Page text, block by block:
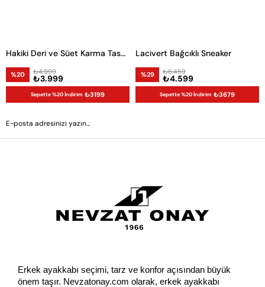
Hakiki Deri ve Süet Karma Tasarım Erkek Sneaker
%20 ₺3.999
₺4.999
Sepette %20 İndirim ₺3199
Lacivert Bağcıklı Sneaker
%29 ₺4.599
₺6.459
Sepette %20 İndirim ₺3679
Erkek ayakkabı seçimi, tarz ve konfor açısından büyük
önem taşır. Nevzatonay.com olarak, erkek ayakkabı